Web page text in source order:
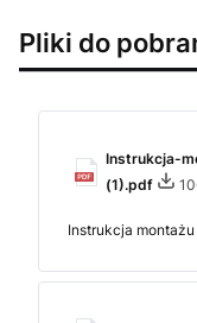
Pliki do
Instrukcja-
(1).pdf
Instrukcja